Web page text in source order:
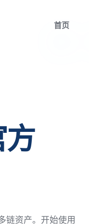
首页
资产。开始使用